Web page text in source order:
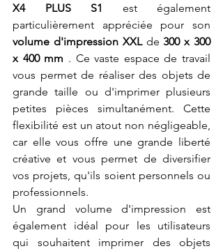
X4 PLUS S1
est également
volume d'impression XXL de 300 x 300
x 400 mm . Ce vaste espace de travail
vous permet de réaliser des objets de
grande taille ou d'imprimer plusieurs
petites pièces simultanément. Cette
flexibilité est un atout non négligeable,
car elle vous offre une grande liberté
créative et vous permet de diversifier
vos projets, qu'ils soient personnels ou
professionnels.
Un grand volume d'impression est
également idéal pour les utilisateurs
qui souhaitent imprimer des objets